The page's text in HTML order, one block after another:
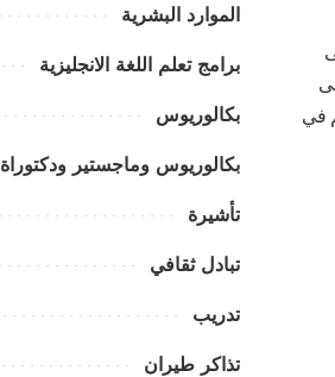
في
الموارد البشرية
برامج تعلم اللغة الانجليزية
بكالوريوس
بكالوريوس وماجستير ودكتوراة
تأشيرة
تبادل ثقافي
تدريب
تذاكر طيران